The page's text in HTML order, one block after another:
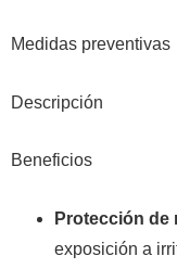
Medidas preventivas
Descripción
Beneficios
Protección de
exposición a